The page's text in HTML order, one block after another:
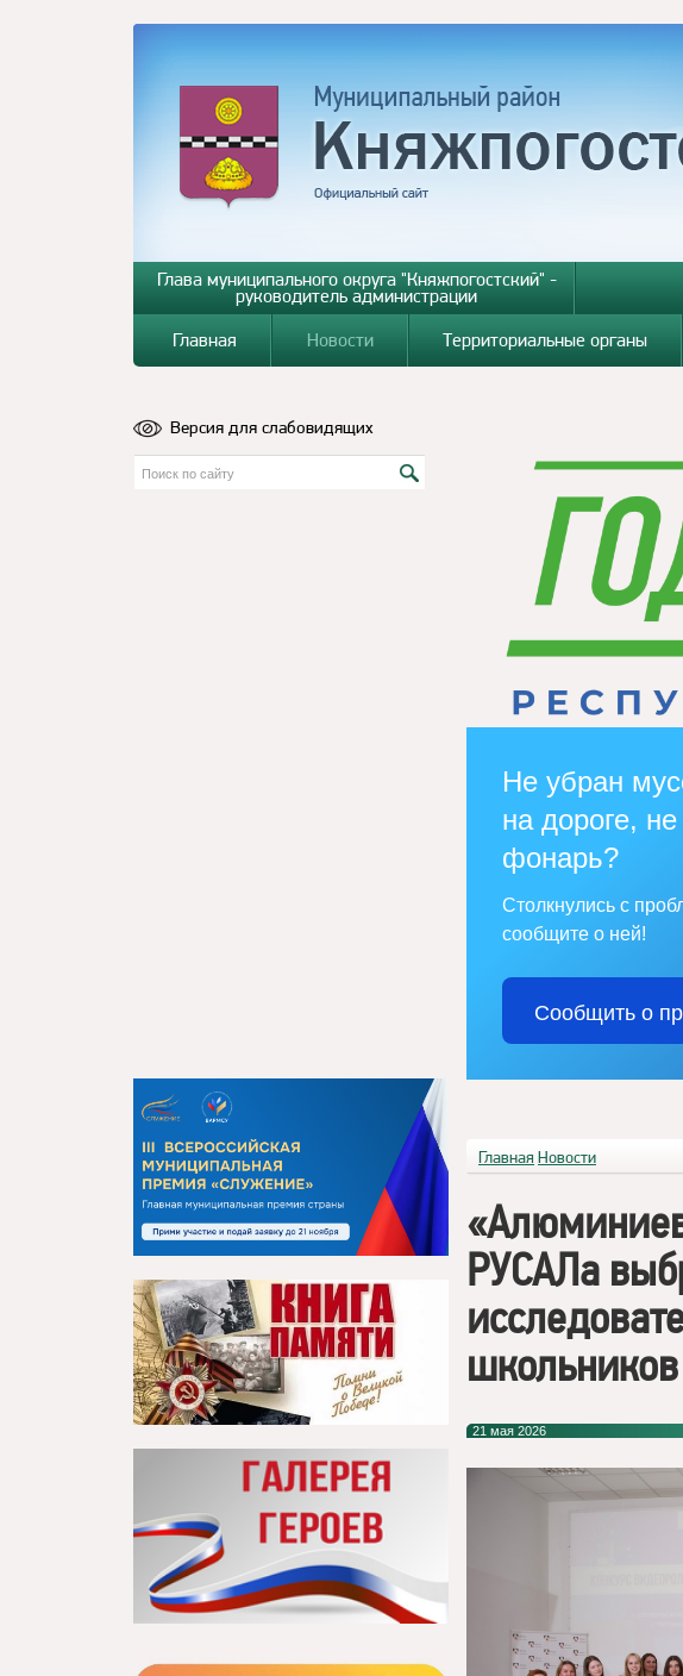
Глава муниципального округа "Княжпогостский" -
руководитель администрации
Главная Новости Территориальные органы
Версия для слабовидящих
Не убран
на дороге, не
фонарь?
Столкнулись с
сообщите о ней!
Сообщить о
Главная Новости
РУСАЛа
21 мая 2026